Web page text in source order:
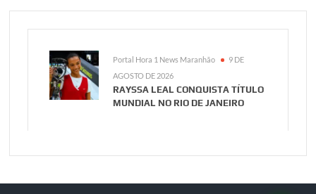
Portal Hora 1 News Maranhão
9 DE
AGOSTO DE 2026
RAYSSA LEAL CONQUISTA TÍTULO
MUNDIAL NO RIO DE JANEIRO